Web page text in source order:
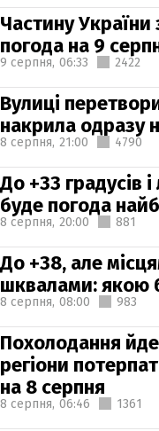
Частину
погода на 9
9 серпня, 06:33 2422
Вулиці
накрила одразу
8 серпня, 21:00 4790
До +33 градусів
буде погода
8 серпня, 20:00 881
До +38, але
шквалами: якою
8 серпня, 08:00 983
Похолодання йде
регіони
на 8 серпня
8 серпня, 06:46 1361